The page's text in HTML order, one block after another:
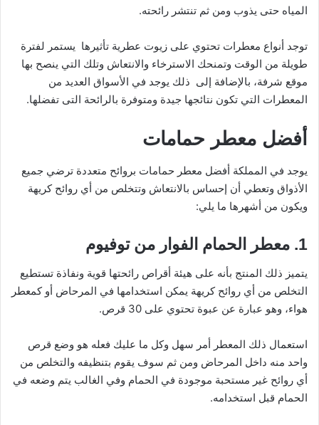
المياه حتى يذوب ومن ثم تنتشر رائحته.
توجد أنواع معطرات تحتوي على زيوت عطرية تأثيرها يستمر لفترة
طويلة من الوقت وتمنحك الاسترخاء والانتعاش وتلك التي ينصح بها
موقع شرفة، بالإضافة إلى ذلك يوجد في الأسواق العديد من
المعطرات التي تكون نتائجها جيدة ومتوفرة بالرائحة التى تفضلها.
أفضل معطر حمامات
يوجد في المملكة أفضل معطر حمامات بروائح متعددة ترضي جميع
الأذواق وتعطي أن إحساس بالانتعاش وتتخلص من أي روائح كريهة
ويكون من أشهرها ما يلي:
1. معطر الحمام الفوار من توفيوم
يتميز ذلك المنتج بأنه على هيئة أقراص رائحتها قوية ونفاذة تستطيع
التخلص من أي روائح كريهة يمكن استخدامها في المرحاض أو كمعطر
هواء، وهو عبارة عن عبوة تحتوي على 30 قرص.
استعمال ذلك المعطر أمر سهل وكل ما عليك فعله هو وضع قرص
واحد منه داخل المرحاض ومن ثم سوف يقوم بتنظيفه والتخلص من
أي روائح غير مستحبة موجودة في الحمام وفي الغالب يتم وضعه في
الحمام قبل استخدامه.